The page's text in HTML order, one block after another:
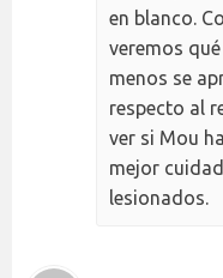
en blanco.
veremos
menos se
respecto al
ver si Mou
mejor
lesionados.